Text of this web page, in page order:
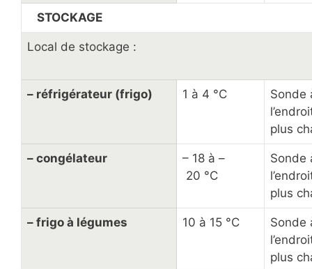
STOCKAGE
Local de stockage :
– réfrigérateur (frigo) 1 à 4 °C
Sonde
plus
– congélateur
– 18 à –
20 °C
Sonde
plus
– frigo à légumes 10 à 15 °C
Sonde
plus